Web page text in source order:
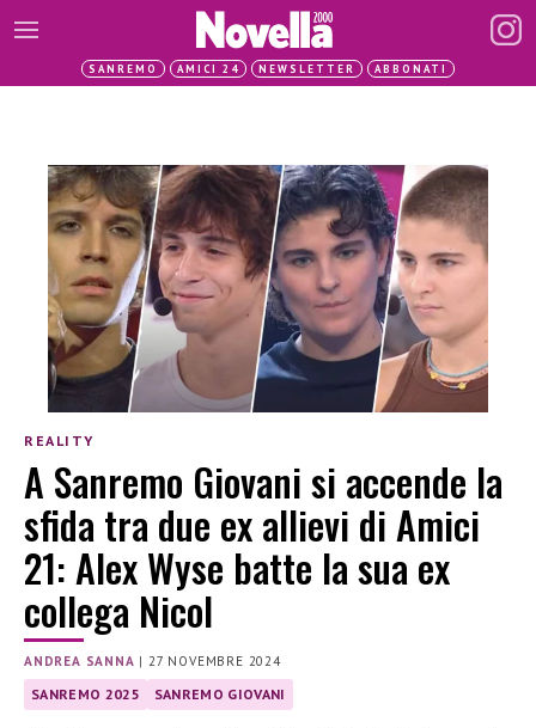
SANREMO AMICI 24 NEWSLETTER ABBONATI
REALITY
A Sanremo Giovani si accende la
sfida tra due ex allievi di Amici
21: Alex Wyse batte la sua ex
collega Nicol
ANDREA SANNA |27 NOVEMBRE 2024
SANREMO 2025 SANREMO GIOVANI